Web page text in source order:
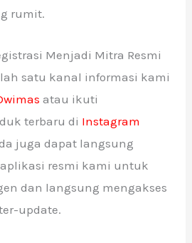
rumit.
Menjadi Mitra Resmi
satu kanal informasi kami
atau ikuti
terbaru di Instagram
juga dapat langsung
resmi kami untuk
dan langsung mengakses
update.